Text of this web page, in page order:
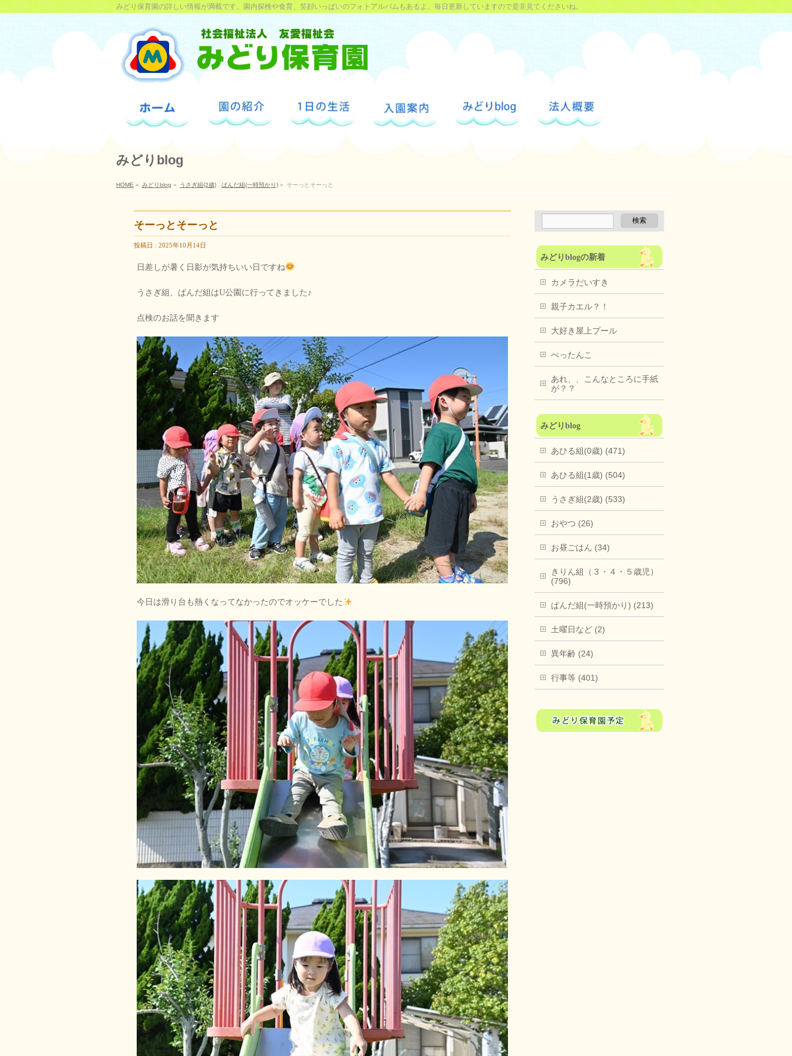
みどり保育園の詳しい情報が満載です。園内探検や食育、笑顔いっぱいのフォトアルバムもあるよ。毎日更新していますので是非見てくださいね。
みどりblog
HOME » みどりblog » うさぎ組(2歳) ぱんだ組(一時預かり) » そーっとそーっと
そーっとそーっと
投稿日 : 2025年10月14日
日差しが暑く日影が気持ちいい日ですね
うさぎ組、ぱんだ組はU公園に行ってきました♪
点検のお話を聞きます
今日は滑り台も熱くなってなかったのでオッケーでした
みどりblogの新着
カメラだいすき
親子カエル？！
大好き屋上プール
ぺったんこ
あれ、、こんなところに手紙
が？？
みどりblog
あひる組(0歳) (471)
あひる組(1歳) (504)
うさぎ組(2歳) (533)
おやつ (26)
お昼ごはん (34)
きりん組（３・４・５歳児）
(796)
ぱんだ組(一時預かり) (213)
土曜日など (2)
異年齢 (24)
行事等 (401)